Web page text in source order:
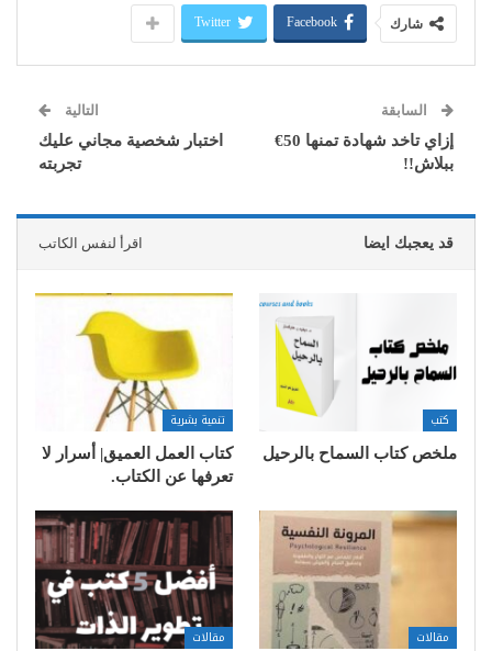
شارك Facebook
Twitter
السابقة
إزاي تاخد شهادة تمنها 50€
ببلاش!!
التالية
اختبار شخصية مجاني عليك
تجربته
قد يعجبك ايضا اقرأ لنفس الكاتب
كتب
ملخص كتاب السماح بالرحيل
تنمية بشرية
كتاب العمل العميق| أسرار لا
تعرفها عن الكتاب.
مقالات مقالات